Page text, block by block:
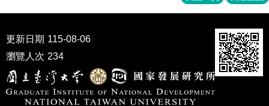
究
期
刊
口
試
更新日期 115-08-06
瀏覽人次 234